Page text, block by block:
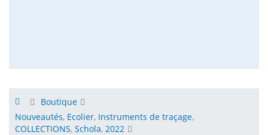
Boutique
Nouveautés, Ecolier, Instruments de traçage,
COLLECTIONS, Schola, 2022